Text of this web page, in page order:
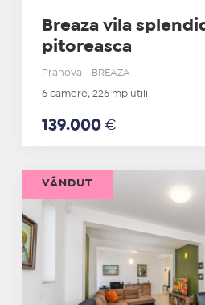
Breaza vila
pitoreasca
Prahova - BREAZA
6 camere, 226 mp utili
139.000 €
VÂNDUT